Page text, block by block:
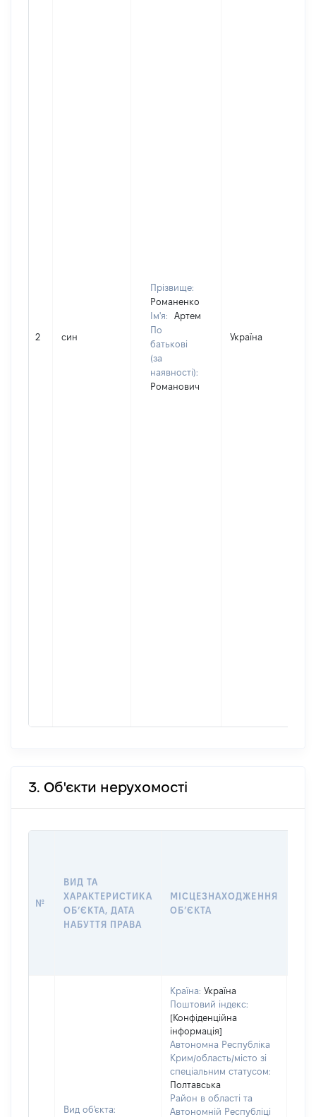
2 син
Прізвище:
Романенко
Ім'я:
Артем
По
батькові
(за
наявності):
Романович
Україна
3. Об'єкти нерухомості
№
ВИД ТА
ХАРАКТЕРИСТИКА
ОБʼЄКТА, ДАТА
НАБУТТЯ ПРАВА
МІСЦЕЗНАХОДЖЕННЯ
ОБʼЄКТА
Вид об'єкта:
Країна: Україна
Поштовий індекс:
[Конфіденційна
інформація]
Автономна Республіка
Крим/область/місто зі
спеціальним статусом:
Полтавська
Район в області та
Автономній Республіці